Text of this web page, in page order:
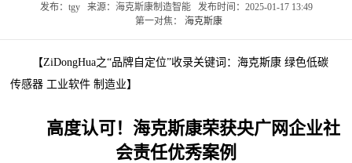
发布：tgy 来源：海克斯康制造智能 发布时间：2025-01-17 13:49
第一对焦： 海克斯康
【ZiDongHua之“品牌自定位”收录关键词：海克斯康 绿色低碳
传感器 工业软件 制造业】
高度认可！海克斯康荣获央广网企业社
会责任优秀案例